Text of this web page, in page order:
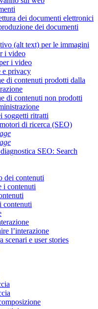
dei documenti elettronici
dei documenti
(alt text) per le immagini
i video
i video
e privacy
di contenuti prodotti dalla
di contenuti non prodotti
soggetti ritratti
di ricerca (SEO)
SEO: Search
dei contenuti
i contenuti
contenuti
l’interazione
scenari e user stories